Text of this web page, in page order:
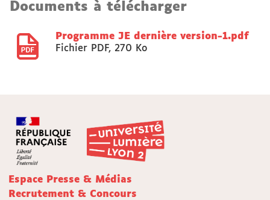
Documents à télécharger
Programme JE dernière version-1.pdf
Fichier PDF, 270 Ko
Espace Presse & Médias
Recrutement & Concours